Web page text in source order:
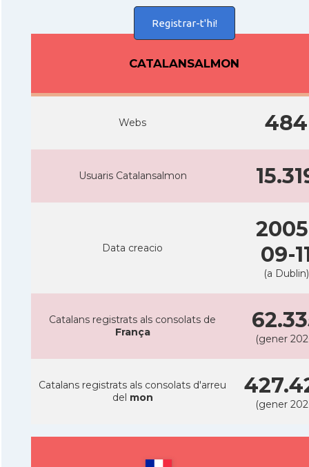
Registrar-t'hi!
CATALANSALMON
Webs 484
Usuaris Catalansalmon
Data creacio
09-
(a Dublin)
Catalans registrats als consolats de
França
(gener
Catalans registrats als consolats d'arreu
del mon
(gener